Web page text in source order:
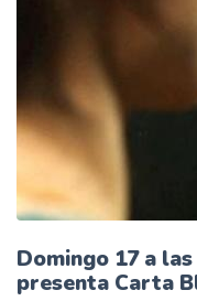
Domingo 17 a
presenta Carta